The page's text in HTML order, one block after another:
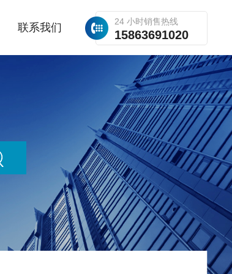
24 小时销售热线
15863691020
联系我们